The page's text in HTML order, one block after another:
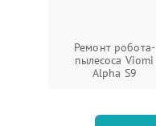
Ремонт робота-
пылесоса Viomi
Alpha S9